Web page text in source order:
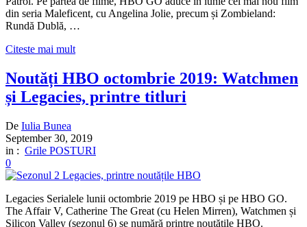
din seria Maleficent, cu Angelina Jolie, precum și Zombieland:
Rundă Dublă, …
Citeste mai mult
Noutăți HBO octombrie 2019: Watchmen
și Legacies, printre titluri
De Iulia Bunea
September 30, 2019
in : Grile POSTURI
0
Legacies Serialele lunii octombrie 2019 pe HBO și pe HBO GO.
The Affair V, Catherine The Great (cu Helen Mirren), Watchmen și
Silicon Valley (sezonul 6) se numără printre noutățile HBO.